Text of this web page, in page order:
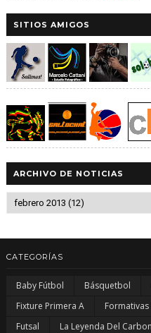
SITIOS AMIGOS
ARCHIVO DE NOTICIAS
CATEGORÍAS
Baby Fútbol Básquetbol
Fixture Primera A
Futsal
La Leyenda Del